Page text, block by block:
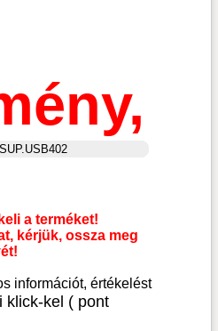
a terméket!
kérjük, ossza meg
információt, értékelést
klick-kel ( pont